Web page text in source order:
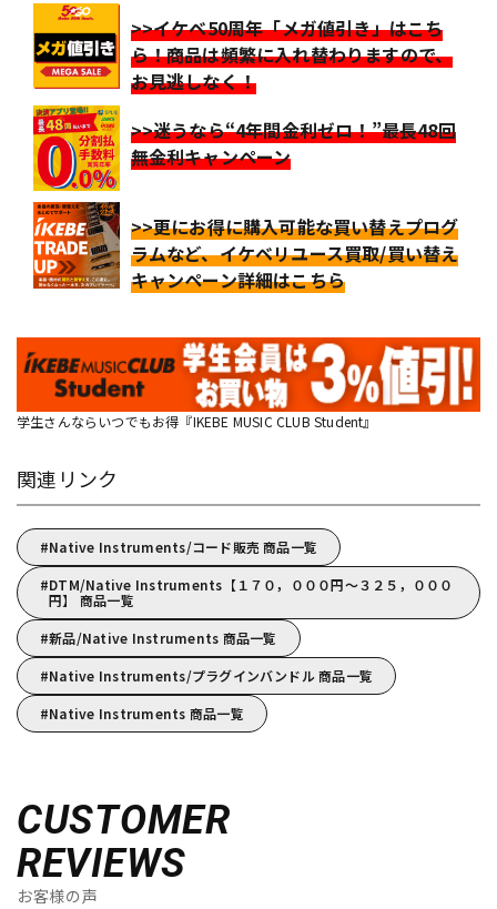
>>イケベ50周年「メガ値引き」はこち
ら！商品は頻繁に入れ替わりますので、
お見逃しなく！
>>迷うなら“4年間金利ゼロ！”最長48回
無金利キャンペーン
>>更にお得に購入可能な買い替えプログ
ラムなど、イケベリユース買取/買い替え
キャンペーン詳細はこちら
学生さんならいつでもお得『IKEBE MUSIC CLUB Student』
関連リンク
Native Instruments/コード販売 商品一覧
DTM/Native Instruments【１７０，０００円～３２５，０００
円】 商品一覧
新品/Native Instruments 商品一覧
Native Instruments/プラグインバンドル 商品一覧
Native Instruments 商品一覧
CUSTOMER
REVIEWS
お客様の声